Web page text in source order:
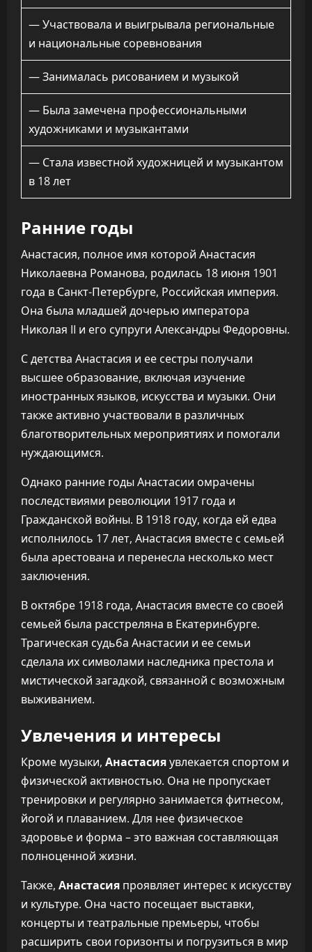
— Участвовала и выигрывала региональные
и национальные соревнования
— Занималась рисованием и музыкой
— Была замечена профессиональными
художниками и музыкантами
— Стала известной художницей и музыкантом
в 18 лет
Ранние годы
Анастасия, полное имя которой Анастасия
Николаевна Романова, родилась 18 июня 1901
года в Санкт-Петербурге, Российская империя.
Она была младшей дочерью императора
Николая II и его супруги Александры Федоровны.
С детства Анастасия и ее сестры получали
высшее образование, включая изучение
иностранных языков, искусства и музыки. Они
также активно участвовали в различных
благотворительных мероприятиях и помогали
нуждающимся.
Однако ранние годы Анастасии омрачены
последствиями революции 1917 года и
Гражданской войны. В 1918 году, когда ей едва
исполнилось 17 лет, Анастасия вместе с семьей
была арестована и перенесла несколько мест
заключения.
В октябре 1918 года, Анастасия вместе со своей
семьей была расстреляна в Екатеринбурге.
Трагическая судьба Анастасии и ее семьи
сделала их символами наследника престола и
мистической загадкой, связанной с возможным
выживанием.
Увлечения и интересы
Кроме музыки, Анастасияувлекается спортом и
физической активностью. Она не пропускает
тренировки и регулярно занимается фитнесом,
йогой и плаванием. Для нее физическое
здоровье и форма – это важная составляющая
полноценной жизни.
Также, Анастасия проявляет интерес к искусству
и культуре. Она часто посещает выставки,
концерты и театральные премьеры, чтобы
расширить свои горизонты и погрузиться в мир